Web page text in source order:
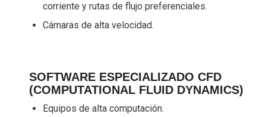
corriente y rutas de flujo preferenciales.
Cámaras de alta velocidad.
SOFTWARE ESPECIALIZADO CFD
(COMPUTATIONAL FLUID DYNAMICS)
Equipos de alta computación.